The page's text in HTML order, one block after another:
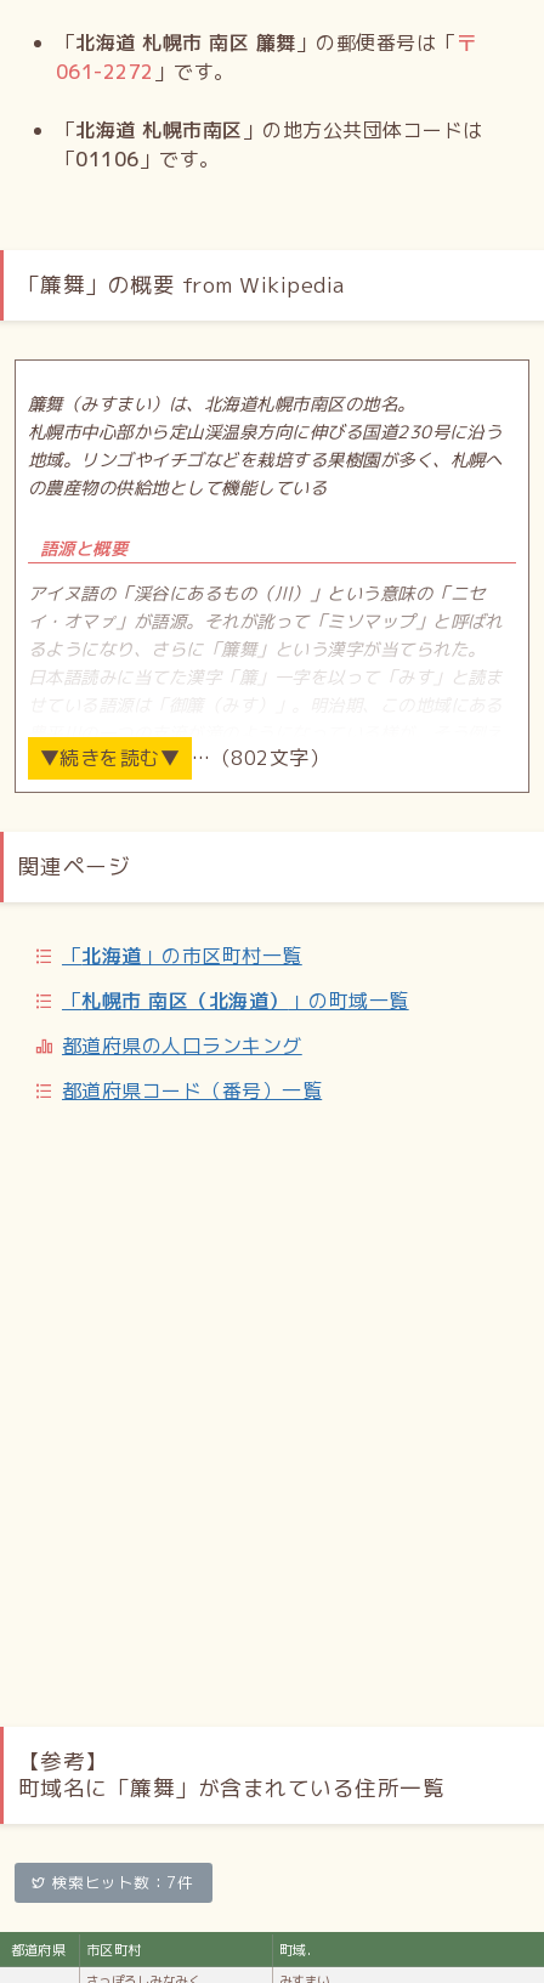
「北海道 札幌市 南区 簾舞 」の郵便番号は「〒
061-2272 」です。
「北海道 札幌市南区 」の地方公共団体コードは
「01106 」です。
「簾舞」の概要 from Wikipedia
簾舞（みすまい）は、北海道札幌市南区の地名。
札幌市中心部から定山渓温泉方向に伸びる国道230号に沿う
地域。リンゴやイチゴなどを栽培する果樹園が多く、札幌へ
の農産物の供給地として機能している
語源と概要
アイヌ語の「渓谷にあるもの（川）」という意味の「ニセ
イ・オマㇷ゚」が語源。それが訛って「ミソマップ」と呼ばれ
るようになり、さらに「簾舞」という漢字が当てられた。
日本語読みに当てた漢字「簾」一字を以って「みす」と読ま
豊平川の一つの支流が滝のようになっている様が、そう例え
られたためであるという説が有力。札幌市内の地名は比較的
読みやすいものが殆どである中で、これは難読地名の一つと
（ニセイダイ）」と名づけられているが、前述のアイヌ語か
らの語源「ニセイオマップ」の前半の部分を地名に当てたと
が、同一語源にもかかわらず名付けられた時代により異なっ
ている状態となり、そのため現在に至っては、その知識なし
で一聴するだけでは双方の関連性を理解するのは困難になっ
ている(現在は、国道230号が貫通しているために切り通しと
…（802文字）
関連ページ
「北海道 」の市区町村一覧
「札幌市 南区（北海道）
」の町域一覧
都道府県の人口ランキング
都道府県コード（番号）一覧
【参考】
町域名に「簾舞」が含まれている住所一覧
検索ヒット数：7件
都道府県 市区町村 町域.